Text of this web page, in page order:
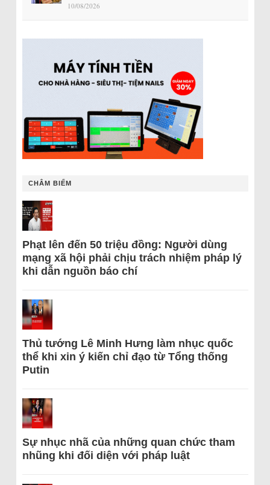
10/08/2026
CHÂM BIẾM
Phạt lên đến 50 triệu đồng: Người dùng
mạng xã hội phải chịu trách nhiệm pháp lý
khi dẫn nguồn báo chí
Thủ tướng Lê Minh Hưng làm nhục quốc
thể khi xin ý kiến chỉ đạo từ Tổng thống
Putin
Sự nhục nhã của những quan chức tham
nhũng khi đối diện với pháp luật